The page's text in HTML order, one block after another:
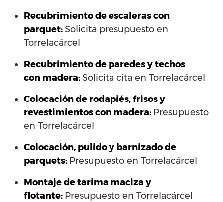
Recubrimiento de escaleras con
parquet:Solicita presupuesto en
Torrelacárcel
Recubrimiento de paredes y techos
con madera:Solicita cita en Torrelacárcel
Colocación de rodapiés, frisos y
revestimientos con madera: Presupuesto
en Torrelacárcel
Colocación, pulido y barnizado de
parquets: Presupuesto en Torrelacárcel
Montaje de tarima maciza y
flotante: Presupuesto en Torrelacárcel